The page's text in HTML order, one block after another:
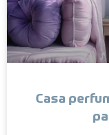
Casa